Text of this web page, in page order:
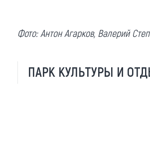
Фото: Антон Агарков, Валерий
ПАРК КУЛЬТУРЫ И